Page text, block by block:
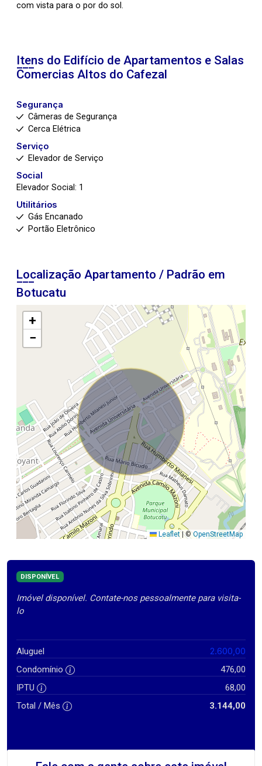
com vista para o por do sol.
Itens do Edifício de Apartamentos e Salas
Comercias Altos do Cafezal
Segurança
Câmeras de Segurança
Cerca Elétrica
Serviço
Elevador de Serviço
Social
Elevador Social: 1
Utilitários
Gás Encanado
Portão Eletrônico
Localização Apartamento / Padrão em
Botucatu
+
−
Leaflet |©OpenStreetMap
DISPONÍVEL
Imóvel disponível. Contate-nos pessoalmente para visita-
lo
Aluguel 2.600,00
Condomínio
476,00
IPTU
68,00
Total / Mês
3.144,00